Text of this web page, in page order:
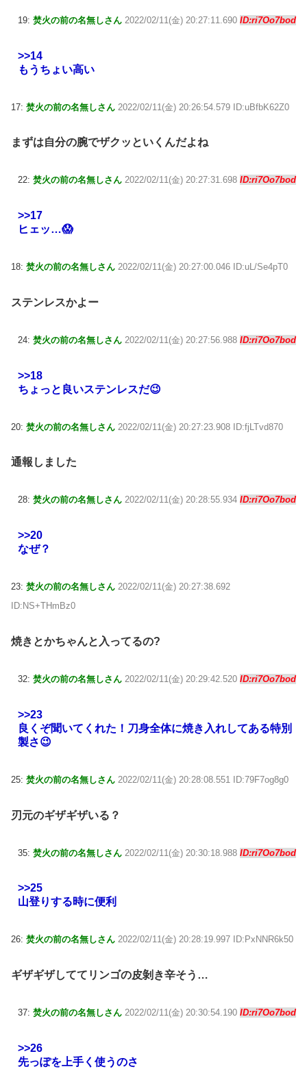
19: 焚火の前の名無しさん 2022/02/11(金) 20:27:11.690 ID:ri7Oo7bod
>>14
もうちょい高い
17: 焚火の前の名無しさん 2022/02/11(金) 20:26:54.579 ID:uBfbK62Z0
まずは自分の腕でザクッといくんだよね
22: 焚火の前の名無しさん 2022/02/11(金) 20:27:31.698 ID:ri7Oo7bod
>>17
ヒェッ…😱
18: 焚火の前の名無しさん 2022/02/11(金) 20:27:00.046 ID:uL/Se4pT0
ステンレスかよー
24: 焚火の前の名無しさん 2022/02/11(金) 20:27:56.988 ID:ri7Oo7bod
>>18
ちょっと良いステンレスだ😉
20: 焚火の前の名無しさん 2022/02/11(金) 20:27:23.908 ID:fjLTvd870
通報しました
28: 焚火の前の名無しさん 2022/02/11(金) 20:28:55.934 ID:ri7Oo7bod
>>20
なぜ？
23: 焚火の前の名無しさん 2022/02/11(金) 20:27:38.692
ID:NS+THmBz0
焼きとかちゃんと入ってるの?
32: 焚火の前の名無しさん 2022/02/11(金) 20:29:42.520 ID:ri7Oo7bod
>>23
良くぞ聞いてくれた！刀身全体に焼き入れしてある特別
製さ😉
25: 焚火の前の名無しさん 2022/02/11(金) 20:28:08.551 ID:79F7og8g0
刃元のギザギザいる？
35: 焚火の前の名無しさん 2022/02/11(金) 20:30:18.988 ID:ri7Oo7bod
>>25
山登りする時に便利
26: 焚火の前の名無しさん 2022/02/11(金) 20:28:19.997 ID:PxNNR6k50
ギザギザしててリンゴの皮剝き辛そう…
37: 焚火の前の名無しさん 2022/02/11(金) 20:30:54.190 ID:ri7Oo7bod
>>26
先っぽを上手く使うのさ